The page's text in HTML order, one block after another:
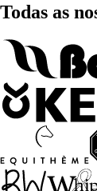
Todas as